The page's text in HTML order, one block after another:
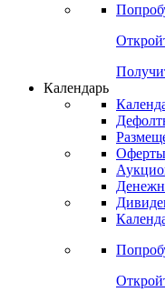
Календарь
Оферты